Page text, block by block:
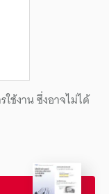
ช้งาน ซึ่งอาจไม่ได้